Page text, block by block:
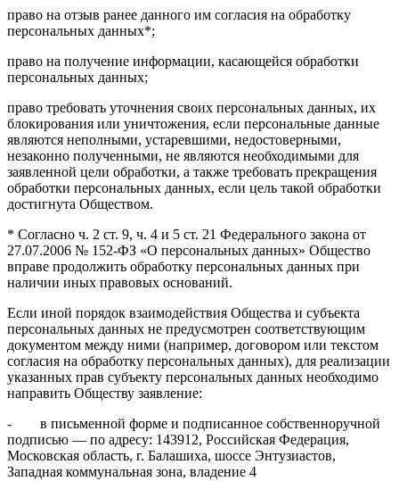
право на отзыв ранее данного им согласия на обработку
персональных данных*;
право на получение информации, касающейся обработки
персональных данных;
право требовать уточнения своих персональных данных, их
блокирования или уничтожения, если персональные данные
являются неполными, устаревшими, недостоверными,
незаконно полученными, не являются необходимыми для
заявленной цели обработки, а также требовать прекращения
обработки персональных данных, если цель такой обработки
достигнута Обществом.
* Согласно ч. 2 ст. 9, ч. 4 и 5 ст. 21 Федерального закона от
27.07.2006 № 152-ФЗ «О персональных данных» Общество
вправе продолжить обработку персональных данных при
наличии иных правовых оснований.
Если иной порядок взаимодействия Общества и субъекта
персональных данных не предусмотрен соответствующим
документом между ними (например, договором или текстом
согласия на обработку персональных данных), для реализации
указанных прав субъекту персональных данных необходимо
направить Обществу заявление:
- в письменной форме и подписанное собственноручной
подписью — по адресу: 143912, Российская Федерация,
Московская область, г. Балашиха, шоссе Энтузиастов,
Западная коммунальная зона, владение 4